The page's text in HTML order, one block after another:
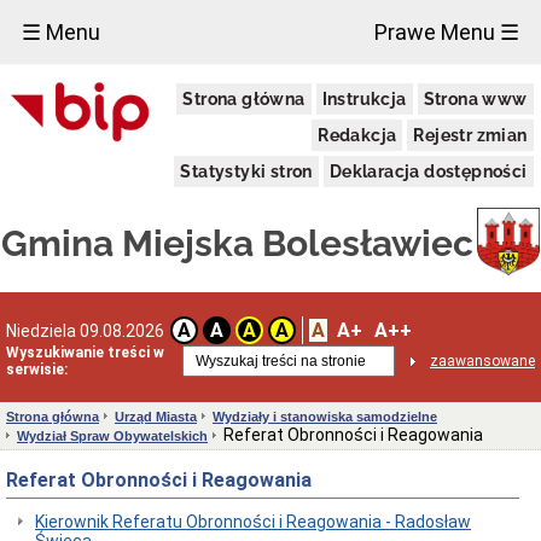
☰ Menu Prawe Menu ☰
Strona główna Instrukcja
Strona www
Redakcja
Rejestr zmian
Statystyki stron
Deklaracja dostępności
Gmina Miejska Bolesławiec
Niedziela 09.08.2026 A A A A A A+ A++
Wyszukiwanie treści w
serwisie:
zaawansowane
Urząd
Miasta
Informacje
Kierownictwo
Urzędu
i
samodzielne
Statut
Miasta
Bolesławiec
Regulamin
Organizacyjny
Urzędu
Bolesławiec
Strona główna Urząd Miasta
Wydziały i stanowiska samodzielne
Wydział Spraw Obywatelskich
Referat Obronności i Reagowania
Referat Obronności i Reagowania
Kierownik Referatu Obronności i Reagowania - Radosław
×